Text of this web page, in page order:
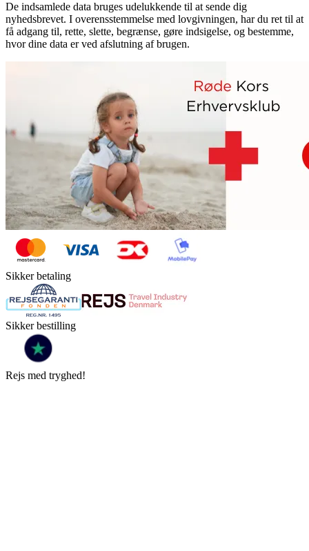
De indsamlede data bruges udelukkende til at sende dig
nyhedsbrevet. I overensstemmelse med lovgivningen, har du ret til at
få adgang til, rette, slette, begrænse, gøre indsigelse, og bestemme,
hvor dine data er ved afslutning af brugen.
Sikker betaling
Sikker bestilling
Rejs med tryghed!